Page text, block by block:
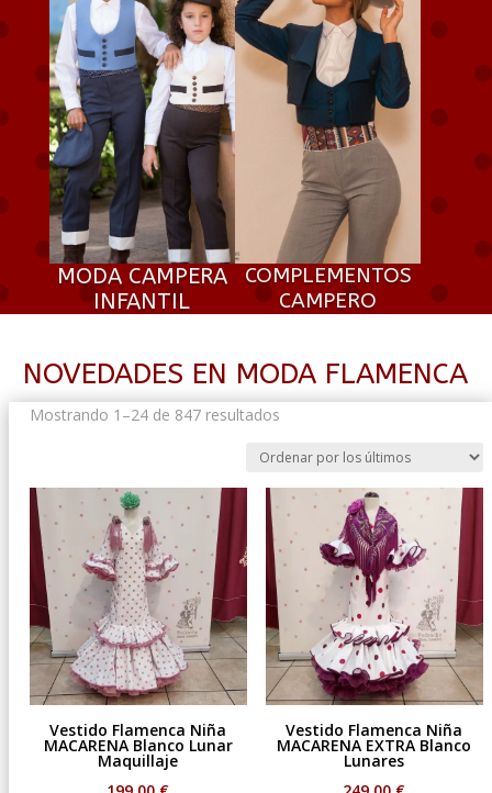
MODA CAMPERA
INFANTIL
COMPLEMENTOS
CAMPERO
NOVEDADES EN MODA FLAMENCA
Mostrando 1–24 de 847 resultadosOrdenado
los
últimos
Vestido Flamenca Niña
MACARENA Blanco Lunar
Maquillaje
Vestido Flamenca Niña
MACARENA EXTRA Blanco
Lunares